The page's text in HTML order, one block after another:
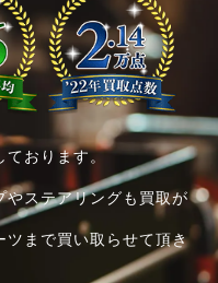
ております。
やステアリングも買取が
ツまで買い取らせて頂き